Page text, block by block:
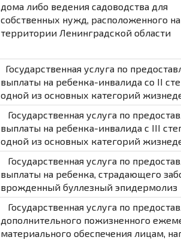
дома либо ведения садоводства для
собственных нужд, расположенного на
территории Ленинградской области
Государственная услуга по
выплаты на ребенка-инвалида со II
одной из основных категорий
Государственная услуга по
выплаты на ребенка-инвалида с III
одной из основных категорий
Государственная услуга по
выплаты на ребенка, страдающего
врожденный буллезный эпидермолиз
Государственная услуга по
дополнительного пожизненного
материального обеспечения лицам,